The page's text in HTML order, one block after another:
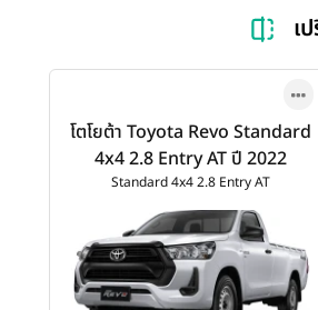
เ
โตโยต้า Toyota Revo Standard
4x4 2.8 Entry AT ปี 2022
Standard 4x4 2.8 Entry AT